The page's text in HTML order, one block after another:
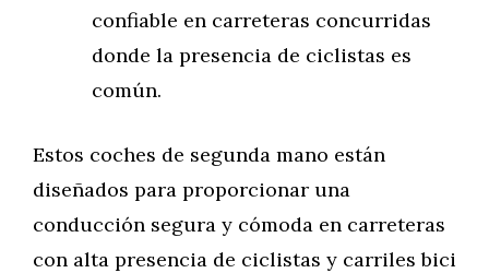
confiable en carreteras concurridas
donde la presencia de ciclistas es
común.
Estos coches de segunda mano están
diseñados para proporcionar una
conducción segura y cómoda en carreteras
con alta presencia de ciclistas y carriles bici